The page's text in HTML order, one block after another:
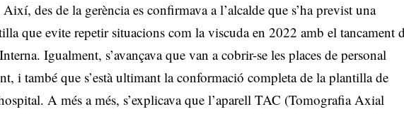
des de la gerència es confirmava a l’alcalde que s’ha previst una
que evite repetir situacions com la viscuda en 2022 amb el tancament
Igualment, s’avançava que van a cobrir-se les places de personal
i també que s’està ultimant la conformació completa de la plantilla de
A més a més, s’explicava que l’aparell TAC (Tomografia Axial